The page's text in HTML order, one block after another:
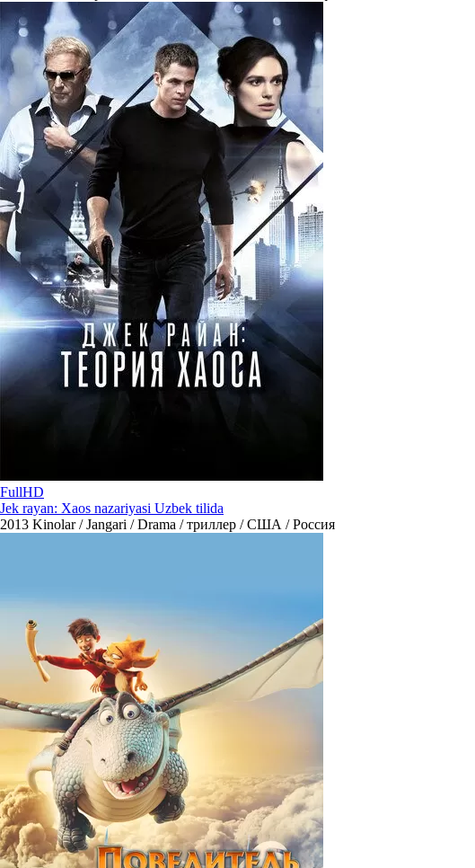
FullHD
Jek rayan: Xaos nazariyasi Uzbek tilida
2013 Kinolar / Jangari / Drama / триллер / США / Россия